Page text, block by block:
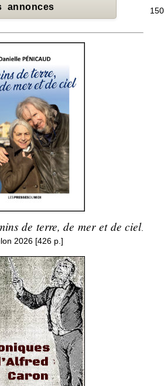
annonces
de terre, de mer et de ciel.
2026 [426 p.]
150